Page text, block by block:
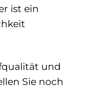
ist ein
und
Sie noch